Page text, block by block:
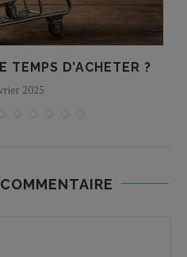
TEMPS D’ACHETER ?
2025